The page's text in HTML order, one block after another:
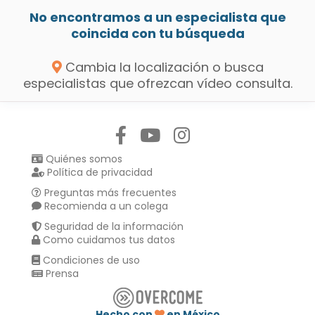
No encontramos a un especialista que
coincida con tu búsqueda
Cambia la localización o busca
especialistas que ofrezcan vídeo consulta.
Quiénes somos
Política de privacidad
Preguntas más frecuentes
Recomienda a un colega
Seguridad de la información
Como cuidamos tus datos
Condiciones de uso
Prensa